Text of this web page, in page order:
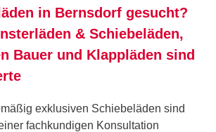
in Bernsdorf gesucht?
& Schiebeläden,
Bauer und Klappläden sind
exklusiven Schiebeläden sind
fachkundigen Konsultation